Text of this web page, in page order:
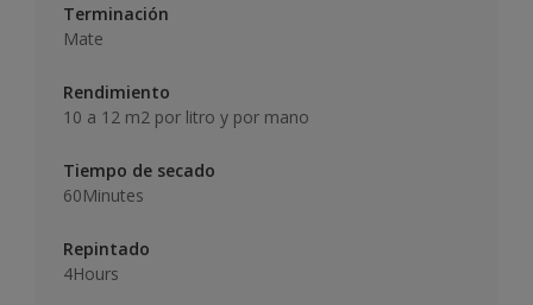
Terminación
Mate
Rendimiento
10 a 12 m2 por litro y por mano
Tiempo de secado
60Minutes
Repintado
4Hours